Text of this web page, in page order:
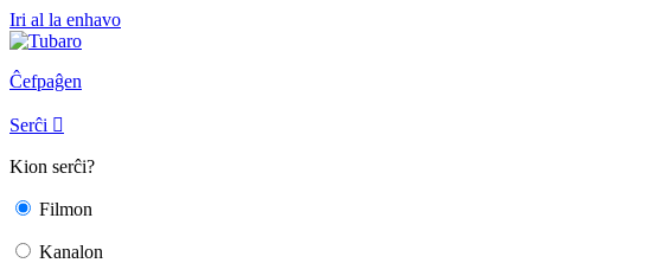
Iri al la enhavo
Ĉefpaĝen
Serĉi 
Kion serĉi?
Filmon
Kanalon